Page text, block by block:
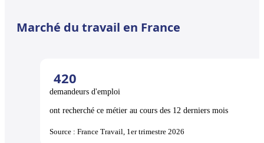
Marché du travail en France
420
demandeurs d'emploi
ont recherché ce métier au cours des 12 derniers mois
Source : France Travail, 1er trimestre 2026